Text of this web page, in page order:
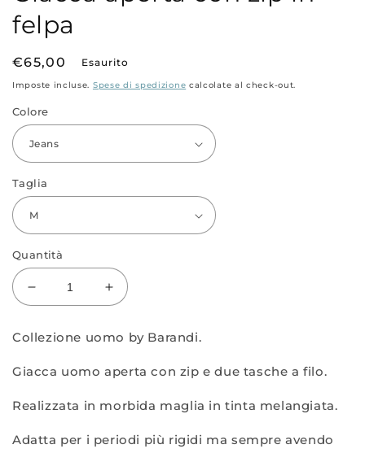
felpa
Prezzo
di
€65,00 Esaurito
Imposte incluse. Spese di spedizione calcolate al check-out.
Colore
Taglia
Quantità
Diminuisci
quantità
Giacca
con
zip
in
Aumenta
quantità
Giacca
con
in
felpa
Collezione uomo by Barandi.
Giacca uomo aperta con zip e due tasche a filo.
Realizzata in morbida maglia in tinta melangiata.
Adatta per i periodi più rigidi ma sempre avendo